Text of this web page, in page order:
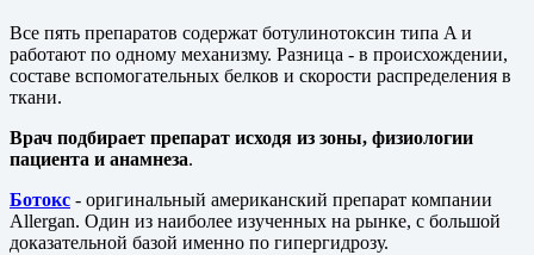
Все пять препаратов содержат ботулинотоксин типа A и
работают по одному механизму. Разница - в происхождении,
составе вспомогательных белков и скорости распределения в
ткани.
Врач подбирает препарат исходя из зоны, физиологии
пациента и анамнеза.
Ботокс - оригинальный американский препарат компании
Allergan. Один из наиболее изученных на рынке, с большой
доказательной базой именно по гипергидрозу.